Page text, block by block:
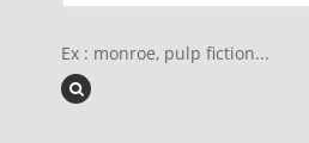
Ex : monroe, pulp fiction...